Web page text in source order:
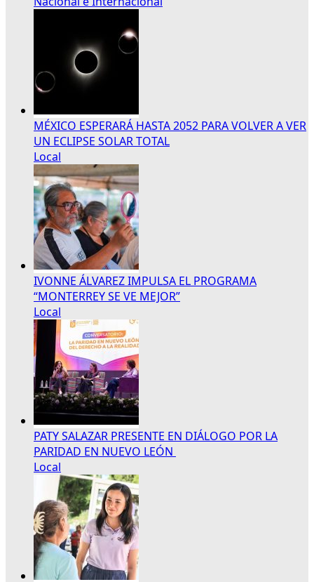
MÉXICO ESPERARÁ HASTA 2052 PARA VOLVER A VER
UN ECLIPSE SOLAR TOTAL
Local
IVONNE ÁLVAREZ IMPULSA EL PROGRAMA
“MONTERREY SE VE MEJOR”
Local
PATY SALAZAR PRESENTE EN DIÁLOGO POR LA
PARIDAD EN NUEVO LEÓN
Local